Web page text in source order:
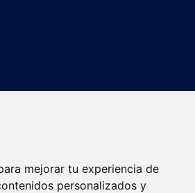
mejorar tu experiencia de
personalizados y